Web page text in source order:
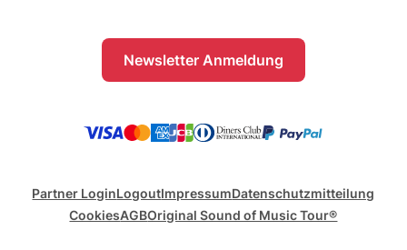
Newsletter Anmeldung
Partner LoginLogoutImpressumDatenschutzmitteilung
CookiesAGBOriginal Sound of Music Tour®